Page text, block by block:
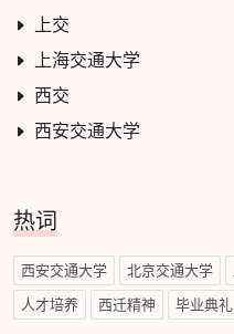
上交
上海交通大学
西交
西安交通大学
热词
西安交通大学 北京交通大学
人才培养 西迁精神 毕业典礼